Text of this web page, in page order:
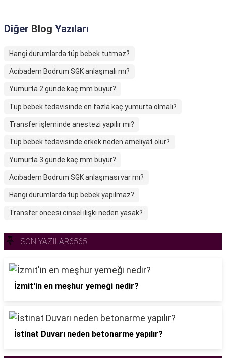
Diğer Blog Yazıları
Hangi durumlarda tüp bebek tutmaz?
Acıbadem Bodrum SGK anlaşmalı mı?
Yumurta 2 günde kaç mm büyür?
Tüp bebek tedavisinde en fazla kaç yumurta olmalı?
Transfer işleminde anestezi yapılır mı?
Tüp bebek tedavisinde erkek neden ameliyat olur?
Yumurta 3 günde kaç mm büyür?
Acıbadem Bodrum SGK anlaşması var mı?
Hangi durumlarda tüp bebek yapılmaz?
Transfer öncesi cinsel ilişki neden yasak?
SON YAZILAR6565
İzmit'in en meşhur yemeği nedir?
İstinat Duvarı neden betonarme yapılır?